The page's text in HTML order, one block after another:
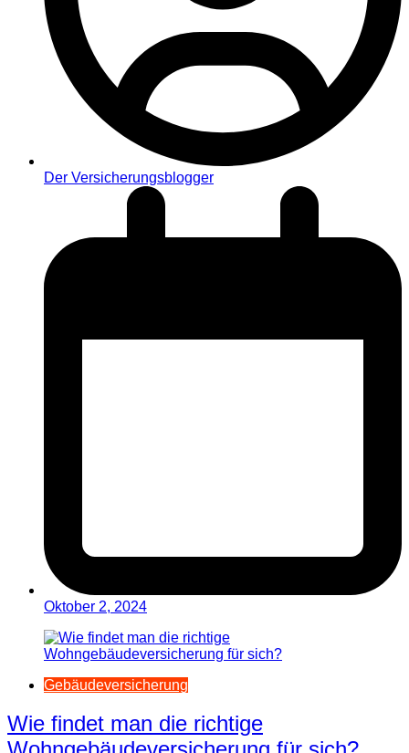
Der Versicherungsblogger
Oktober 2, 2024
Gebäudeversicherung
Wie findet man die richtige